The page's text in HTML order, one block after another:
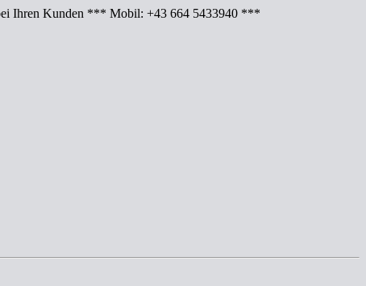
Ihren Kunden *** Mobil: +43 664 5433940 ***